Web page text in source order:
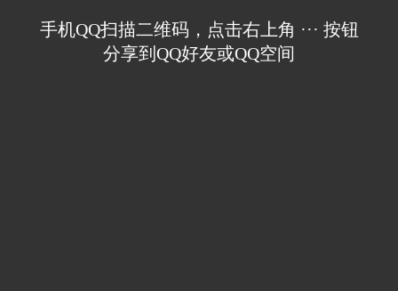
手机QQ扫描二维码，点击右上角 ··· 按钮
分享到QQ好友或QQ空间